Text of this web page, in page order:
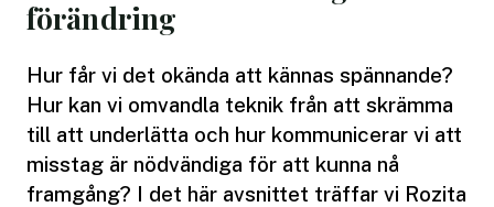
förändring
Hur får vi det okända att kännas spännande?
Hur kan vi omvandla teknik från att skrämma
till att underlätta och hur kommunicerar vi att
misstag är nödvändiga för att kunna nå
framgång? I det här avsnittet träffar vi Rozita